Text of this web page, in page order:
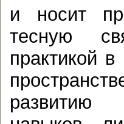
и носит
тесную
практикой
развитию